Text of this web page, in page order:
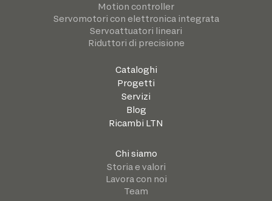
Motion controller
Servomotori con elettronica integrata
Servoattuatori lineari
Riduttori di precisione
Cataloghi
Progetti
Servizi
Blog
Ricambi LTN
Chi siamo
Storia e valori
Lavora con noi
Team